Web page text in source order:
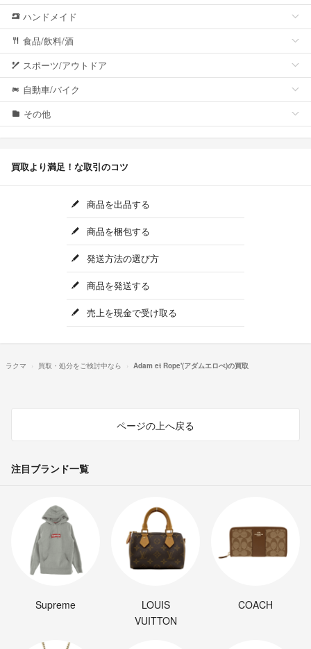
ハンドメイド
食品/飲料/酒
スポーツ/アウトドア
自動車/バイク
その他
買取より満足！な取引のコツ
商品を出品する
商品を梱包する
発送方法の選び方
商品を発送する
売上を現金で受け取る
ラクマ 買取・処分をご検討中なら Adam et Rope'(アダムエロぺ)の買取
ページの上へ戻る
注目ブランド一覧
Supreme
LOUIS
VUITTON
COACH